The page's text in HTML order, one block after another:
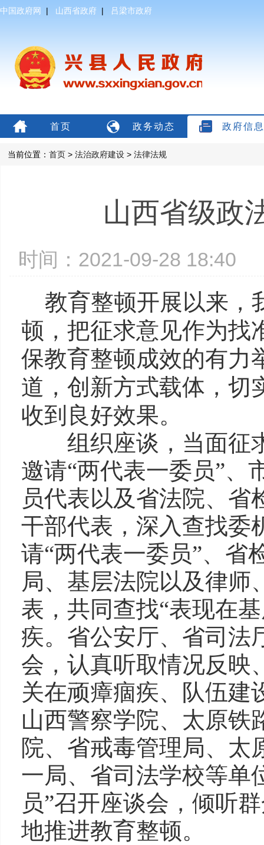
中国政府网 | 山西省政府 | 吕梁市政府
首页 政务动态 政府信
当前位置： 首页 > 法治政府建设 > 法律法规
山西省级政
时间：2021-09-28
教育整顿开展以来，
顿，把征求意见作为找
保教育整顿成效的有力
道，创新方式载体，切
收到良好效果。
组织座谈，当面征求
邀请“两代表一委员”、
员代表以及省法院、省
干部代表，深入查找委
请“两代表一委员”、省
局、基层法院以及律师
表，共同查找“表现在
疾。省公安厅、省司法
会，认真听取情况反映
关在顽瘴痼疾、队伍建
山西警察学院、太原铁
院、省戒毒管理局、太
一局、省司法学校等单
员”召开座谈会，倾听
地推进教育整顿。